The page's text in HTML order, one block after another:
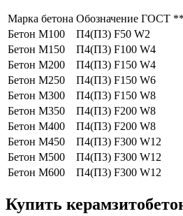
Марка бетона Обозначение ГОСТ **
Бетон М100
П4(П3) F50 W2
Бетон М150
П4(П3) F100 W4
Бетон М200
П4(П3) F150 W4
Бетон М250
П4(П3) F150 W6
Бетон М300
П4(П3) F150 W8
Бетон М350
П4(П3) F200 W8
Бетон М400
П4(П3) F200 W8
Бетон М450
П4(П3) F300 W12
Бетон М500
П4(П3) F300 W12
Бетон М600
П4(П3) F300 W12
Купить